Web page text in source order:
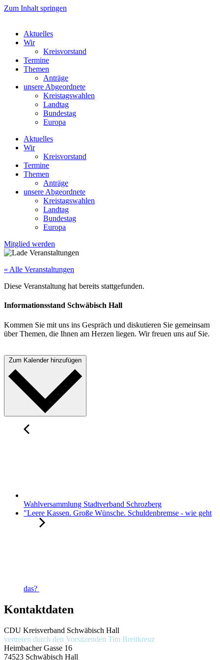
Zum Inhalt springen
Aktuelles
Wir
Kreisvorstand
Termine
Themen
Anträge
unsere Abgeordnete
Kreistagswahlen
Landtag
Bundestag
Europa
Aktuelles
Wir
Kreisvorstand
Termine
Themen
Anträge
unsere Abgeordnete
Kreistagswahlen
Landtag
Bundestag
Europa
Mitglied werden
« Alle Veranstaltungen
Diese Veranstaltung hat bereits stattgefunden.
Informationsstand Schwäbisch Hall
Kommen Sie mit uns ins Gespräch und diskutieren Sie gemeinsam
über Themen, die Ihnen am Herzen liegen. Wir freuen uns auf Sie.
Wahlversammlung Stadtverband Schrozberg
"Leere Kassen. Große Wünsche. Schuldenbremse - wie geht
das?
Kontaktdaten
CDU Kreisverband Schwäbisch Hall
vertreten durch den Vorsitzenden Tim Breitkreuz
Heimbacher Gasse 16
74523 Schwäbisch Hall